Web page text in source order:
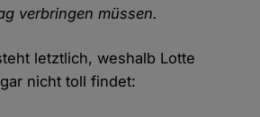
verbringen müssen.
letztlich, weshalb Lotte
nicht toll findet: